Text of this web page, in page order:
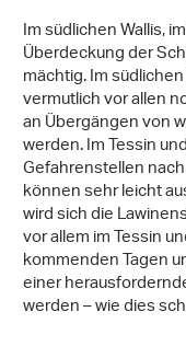
Abbildung 12:
de l’Arpille (2085 m,
einem Südosthang. Die
Tuchfühlung mit der
Lugon).